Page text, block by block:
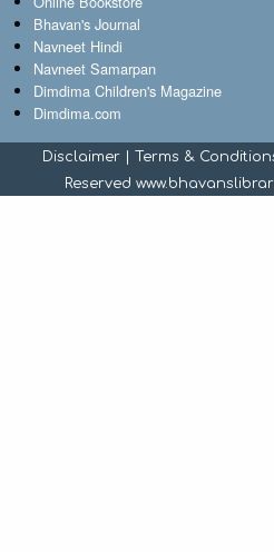
Bhavan's Journal
Navneet Hindi
Navneet Samarpan
Dimdima Children's Magazine
Dimdima.com
Disclaimer Terms &
Reserved